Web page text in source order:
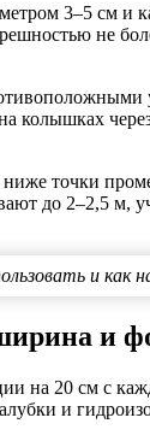
3–5 см и
не
колышках
точки
до 2–2,5 м,
и как
и
на 20 см с
и